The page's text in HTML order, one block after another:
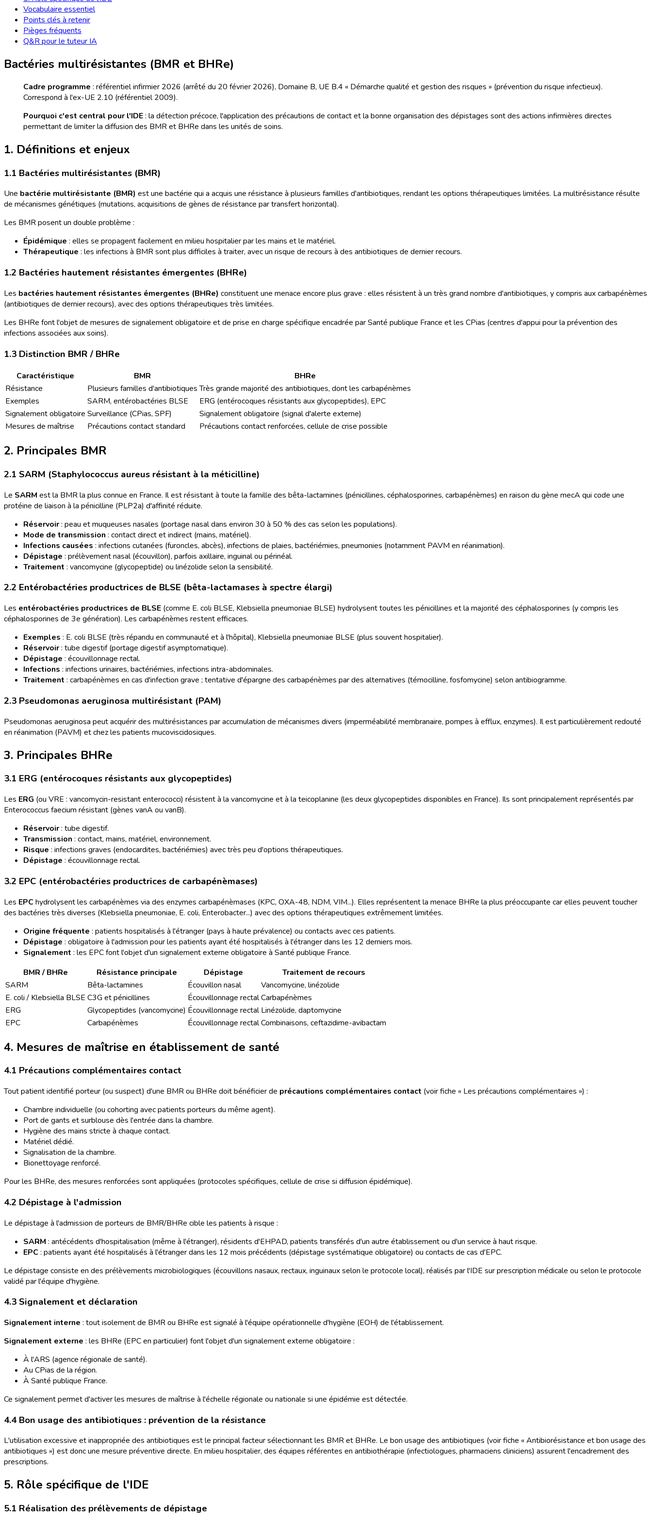
Vocabulaire essentiel
Points clés à retenir
Pièges fréquents
Q&R pour le tuteur IA
Bactéries multirésistantes (BMR et BHRe)
Cadre programme : référentiel infirmier 2026 (arrêté du 20 février 2026), Domaine B, UE B.4 « Démarche qualité et gestion des risques » (prévention du risque infectieux).
Correspond à l'ex-UE 2.10 (référentiel 2009).
Pourquoi c'est central pour l'IDE: la détection précoce, l'application des précautions de contact et la bonne organisation des dépistages sont des actions infirmières directes
permettant de limiter la diffusion des BMR et BHRe dans les unités de soins.
1. Définitions et enjeux
1.1 Bactéries multirésistantes (BMR)
Une bactérie multirésistante (BMR) est une bactérie qui a acquis une résistance à plusieurs familles d'antibiotiques, rendant les options thérapeutiques limitées. La multirésistance résulte
de mécanismes génétiques (mutations, acquisitions de gènes de résistance par transfert horizontal).
Les BMR posent un double problème :
Épidémique : elles se propagent facilement en milieu hospitalier par les mains et le matériel.
Thérapeutique : les infections à BMR sont plus difficiles à traiter, avec un risque de recours à des antibiotiques de dernier recours.
1.2 Bactéries hautement résistantes émergentes (BHRe)
Les bactéries hautement résistantes émergentes (BHRe) constituent une menace encore plus grave : elles résistent à un très grand nombre d'antibiotiques, y compris aux carbapénèmes
(antibiotiques de dernier recours), avec des options thérapeutiques très limitées.
Les BHRe font l'objet de mesures de signalement obligatoire et de prise en charge spécifique encadrée par Santé publique France et les CPias (centres d'appui pour la prévention des
infections associées aux soins).
1.3 Distinction BMR / BHRe
Caractéristique BMR
BHRe
Résistance
Plusieurs familles d'antibiotiques Très grande majorité des antibiotiques, dont les carbapénèmes
Exemples
SARM, entérobactéries BLSE
ERG (entérocoques résistants aux glycopeptides), EPC
Signalement obligatoire Surveillance (CPias, SPF)
Signalement obligatoire (signal d'alerte externe)
Mesures de maîtrise
Précautions contact standard Précautions contact renforcées, cellule de crise possible
2. Principales BMR
2.1 SARM (Staphylococcus aureus résistant à la méticilline)
Le SARM est la BMR la plus connue en France. Il est résistant à toute la famille des bêta-lactamines (pénicillines, céphalosporines, carbapénèmes) en raison du gène mecA qui code une
protéine de liaison à la pénicilline (PLP2a) d'affinité réduite.
Réservoir: peau et muqueuses nasales (portage nasal dans environ 30 à 50 % des cas selon les populations).
Mode de transmission : contact direct et indirect (mains, matériel).
Infections causées : infections cutanées (furoncles, abcès), infections de plaies, bactériémies, pneumonies (notamment PAVM en réanimation).
Dépistage : prélèvement nasal (écouvillon), parfois axillaire, inguinal ou périnéal.
Traitement : vancomycine (glycopeptide) ou linézolide selon la sensibilité.
2.2 Entérobactéries productrices de BLSE (bêta-lactamases à spectre élargi)
Les entérobactéries productrices de BLSE (comme E. coli BLSE, Klebsiella pneumoniae BLSE) hydrolysent toutes les pénicillines et la majorité des céphalosporines (y compris les
céphalosporines de 3e génération). Les carbapénèmes restent efficaces.
Exemples : E. coli BLSE (très répandu en communauté et à l'hôpital), Klebsiella pneumoniae BLSE (plus souvent hospitalier).
Réservoir: tube digestif (portage digestif asymptomatique).
Dépistage : écouvillonnage rectal.
Infections : infections urinaires, bactériémies, infections intra-abdominales.
Traitement : carbapénèmes en cas d'infection grave ; tentative d'épargne des carbapénèmes par des alternatives (témocilline, fosfomycine) selon antibiogramme.
2.3 Pseudomonas aeruginosa multirésistant (PAM)
Pseudomonas aeruginosa peut acquérir des multirésistances par accumulation de mécanismes divers (imperméabilité membranaire, pompes à efflux, enzymes). Il est particulièrement redouté
en réanimation (PAVM) et chez les patients mucoviscidosiques.
3. Principales BHRe
3.1 ERG (entérocoques résistants aux glycopeptides)
Les ERG (ou VRE : vancomycin-resistant enterococci) résistent à la vancomycine et à la teicoplanine (les deux glycopeptides disponibles en France). Ils sont principalement représentés par
Enterococcus faecium résistant (gènes vanA ou vanB).
Réservoir: tube digestif.
Transmission : contact, mains, matériel, environnement.
Risque : infections graves (endocardites, bactériémies) avec très peu d'options thérapeutiques.
Dépistage : écouvillonnage rectal.
3.2 EPC (entérobactéries productrices de carbapénèmases)
Les EPChydrolysent les carbapénèmes via des enzymes carbapénèmases (KPC, OXA-48, NDM, VIM...). Elles représentent la menace BHRe la plus préoccupante car elles peuvent toucher
des bactéries très diverses (Klebsiella pneumoniae, E. coli, Enterobacter...) avec des options thérapeutiques extrêmement limitées.
Origine fréquente : patients hospitalisés à l'étranger (pays à haute prévalence) ou contacts avec ces patients.
Dépistage : obligatoire à l'admission pour les patients ayant été hospitalisés à l'étranger dans les 12 derniers mois.
Signalement : les EPC font l'objet d'un signalement externe obligatoire à Santé publique France.
BMR / BHRe
Résistance principale Dépistage
Traitement de recours
SARM
Bêta-lactamines Écouvillon nasal
Vancomycine, linézolide
E. coli / Klebsiella BLSE C3G et pénicillines Écouvillonnage rectalCarbapénèmes
ERG
Glycopeptides (vancomycine) Écouvillonnage rectal Linézolide, daptomycine
EPC
Carbapénèmes Écouvillonnage rectalCombinaisons, ceftazidime-avibactam
4. Mesures de maîtrise en établissement de santé
4.1 Précautions complémentaires contact
Tout patient identifié porteur (ou suspect) d'une BMR ou BHRe doit bénéficier de précautions complémentaires contact (voir fiche « Les précautions complémentaires ») :
Chambre individuelle (ou cohorting avec patients porteurs du même agent).
Port de gants et surblouse dès l'entrée dans la chambre.
Hygiène des mains stricte à chaque contact.
Matériel dédié.
Signalisation de la chambre.
Bionettoyage renforcé.
Pour les BHRe, des mesures renforcées sont appliquées (protocoles spécifiques, cellule de crise si diffusion épidémique).
4.2 Dépistage à l'admission
Le dépistage à l'admission de porteurs de BMR/BHRe cible les patients à risque :
SARM : antécédents d'hospitalisation (même à l'étranger), résidents d'EHPAD, patients transférés d'un autre établissement ou d'un service à haut risque.
EPC: patients ayant été hospitalisés à l'étranger dans les 12 mois précédents (dépistage systématique obligatoire) ou contacts de cas d'EPC.
Le dépistage consiste en des prélèvements microbiologiques (écouvillons nasaux, rectaux, inguinaux selon le protocole local), réalisés par l'IDE sur prescription médicale ou selon le protocole
validé par l'équipe d'hygiène.
4.3 Signalement et déclaration
Signalement interne : tout isolement de BMR ou BHRe est signalé à l'équipe opérationnelle d'hygiène (EOH) de l'établissement.
Signalement externe : les BHRe (EPC en particulier) font l'objet d'un signalement externe obligatoire :
À l'ARS (agence régionale de santé).
Au CPias de la région.
À Santé publique France.
Ce signalement permet d'activer les mesures de maîtrise à l'échelle régionale ou nationale si une épidémie est détectée.
4.4 Bon usage des antibiotiques : prévention de la résistance
L'utilisation excessive et inappropriée des antibiotiques est le principal facteur sélectionnant les BMR et BHRe. Le bon usage des antibiotiques (voir fiche « Antibiorésistance et bon usage des
antibiotiques ») est donc une mesure préventive directe. En milieu hospitalier, des équipes référentes en antibiothérapie (infectiologues, pharmaciens cliniciens) assurent l'encadrement des
prescriptions.
5. Rôle spécifique de l'IDE
5.1 Réalisation des prélèvements de dépistage